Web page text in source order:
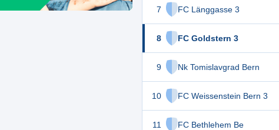
7 FC Länggasse 3
8 FC Goldstern 3
9 Nk Tomislavgrad Bern
10 FC Weissenstein Bern 3
11 FC Bethlehem Be